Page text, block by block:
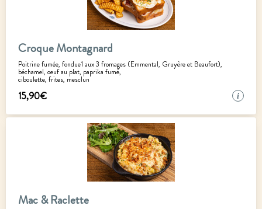
Croque Montagnard
Poitrine fumée, fondue1 aux 3 fromages (Emmental, Gruyère et Beaufort),
béchamel, oeuf au plat, paprika fumé,
ciboulette, frites, mesclun
15,90€ i
Mac & Raclette